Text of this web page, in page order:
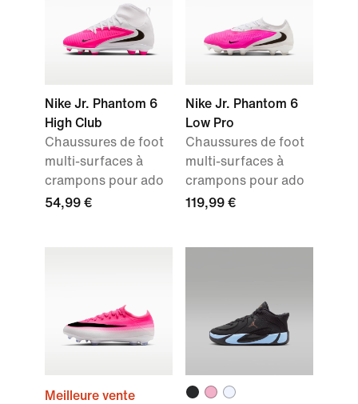
Nike Jr. Phantom 6
High Club
Chaussures de foot
multi-surfaces à
crampons pour ado
54,99 €
Nike Jr. Phantom 6
Low Pro
Chaussures de foot
multi-surfaces à
crampons pour ado
119,99 €
Meilleure vente